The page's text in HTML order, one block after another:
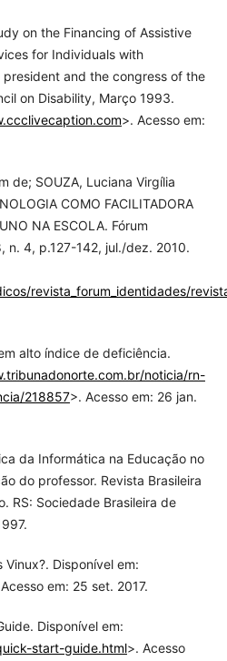
on the Financing of Assistive
for Individuals with
and the congress of the
on Disability, Março 1993.
>. Acesso em:
de; SOUZA, Luciana Virgília
COMO FACILITADORA
NA ESCOLA. Fórum
n. 4, p.127-142, jul./dez. 2010.
revista_forum_identidades/
alto índice de deficiência.
noticia/rn-
218857>. Acesso em: 26 jan.
da Informática na Educação no
do professor. Revista Brasileira
RS: Sociedade Brasileira de
Vinux?. Disponível em:
em: 25 set. 2017.
Disponível em:
start-guide.html>. Acesso